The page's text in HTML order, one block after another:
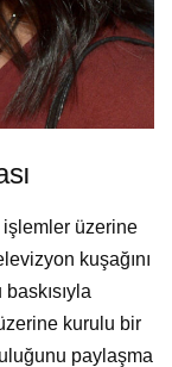
işlemler üzerine
kuşağını
kurulu bir
paylaşma